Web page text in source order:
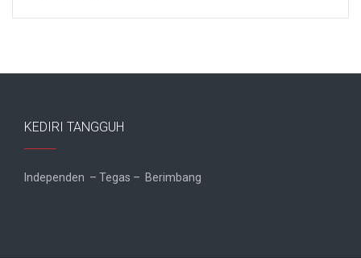
KEDIRI TANGGUH
Independen – Tegas – Berimbang